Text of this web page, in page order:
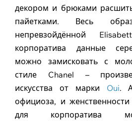
декором и брюками
пайетками. Весь
непревзойдённой
корпоратива данные
можно замисковать с
стиле Chanel –
искусства от марки Oui.
официоза, и
для корпоратива